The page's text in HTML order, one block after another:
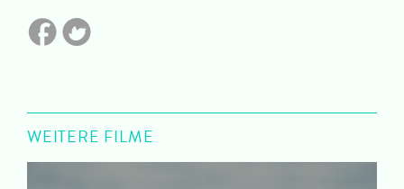
WEITERE FILME